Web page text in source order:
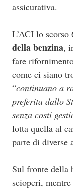
assicurativa.
L’ACI lo
della benzina,
fare
come ci siano
“continuano a
preferita dallo
senza costi
lotta quella al
parte di diverse
Sul fronte della
scioperi,